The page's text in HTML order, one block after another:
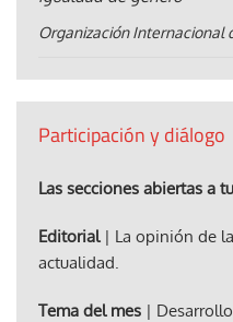
Organización Internacional
Participación y diálogo
Las secciones abiertas a
Editorial| La opinión de
actualidad.
Tema del mes |